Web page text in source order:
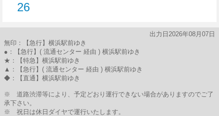
26
出力日2026年08月07日
無印：【急行】横浜駅前ゆき
●：【急行】( 流通センター 経由 ) 横浜駅前ゆき
★：【特急】横浜駅前ゆき
▲：【急行】( 流通センター 経由 ) 横浜駅前ゆき
◆：【直通】横浜駅前ゆき
※ 道路渋滞等により、予定どおり運行できない場合がありますのでご了
承下さい。
※ 祝日は休日ダイヤで運行いたします。